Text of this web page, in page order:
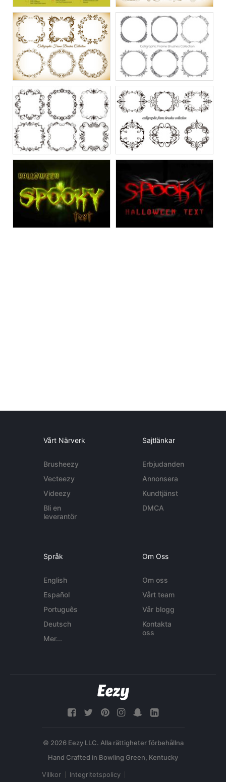
Vårt Närverk
Brusheezy
Vecteezy
Videezy
Bli en
leverantör
Sajtlänkar
Erbjudanden
Annonsera
Kundtjänst
DMCA
Språk
English
Español
Português
Deutsch
Mer...
Om Oss
Om oss
Vårt team
Vår blogg
Kontakta
oss
© 2026 Eezy LLC. Alla rättigheter förbehållna
Villkor Integritetspolicy